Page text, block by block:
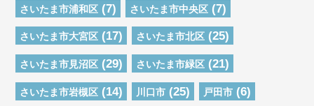
さいたま市浦和区 (7) さいたま市中央区 (7)
さいたま市大宮区 (17) さいたま市北区 (25)
さいたま市見沼区 (29) さいたま市緑区 (21)
さいたま市岩槻区 (14) 川口市 (25) 戸田市 (6)